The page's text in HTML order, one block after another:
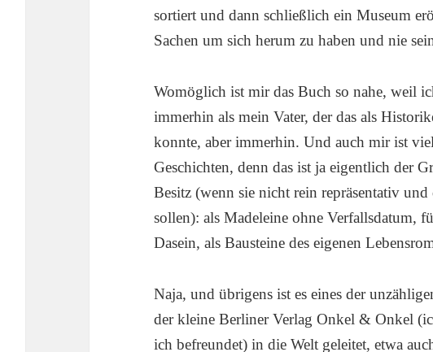
sortiert und dann schließlich ein Museum
Sachen um sich herum zu haben und nie
Womöglich ist mir das Buch so nahe, weil
immerhin als mein Vater, der das als
konnte, aber immerhin. Und auch mir ist
Geschichten, denn das ist ja eigentlich der
Besitz (wenn sie nicht rein repräsentativ
sollen): als Madeleine ohne Verfallsdatum,
Dasein, als Bausteine des eigenen
Naja, und übrigens ist es eines der
der kleine Berliner Verlag Onkel & Onkel
ich befreundet) in die Welt geleitet, etwa